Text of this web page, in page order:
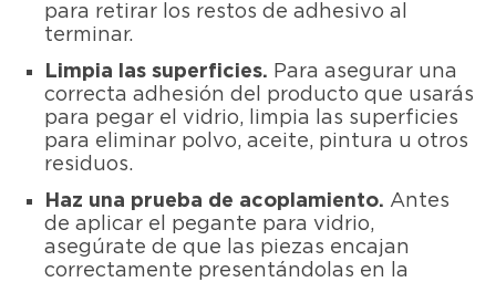
para retirar los restos de adhesivo al
terminar.
Limpia las superficies. Para asegurar una
correcta adhesión del producto que usarás
para pegar el vidrio, limpia las superficies
para eliminar polvo, aceite, pintura u otros
residuos.
Haz una prueba de acoplamiento. Antes
de aplicar el pegante para vidrio,
asegúrate de que las piezas encajan
correctamente presentándolas en la